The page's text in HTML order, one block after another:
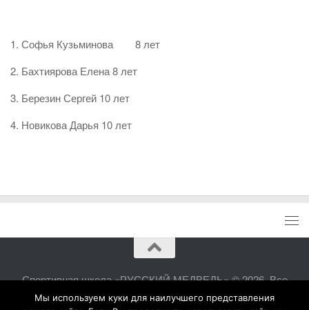
1. Софья Кузьминова 8 лет
2. Бахтиярова Елена 8 лет
3. Березин Сергей 10 лет
4. Новикова Дарья 10 лет
Спортивная школа «РУССКИЙ МЕДВЕДЬ» © 2026. Все
права защищены.
Мы используем куки для наилучшего представления